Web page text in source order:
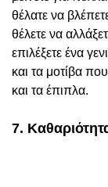
θέλατε να
θέλετε να
επιλέξετε ένα
και τα μοτίβα
και τα έπιπλα.
7.